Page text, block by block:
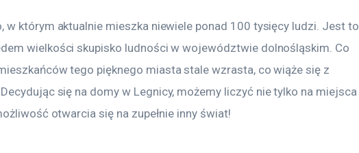
w którym aktualnie mieszka niewiele ponad 100 tysięcy ludzi. Jest to
wielkości skupisko ludności w województwie dolnośląskim. Co
tego pięknego miasta stale wzrasta, co wiąże się z
się na domy w Legnicy, możemy liczyć nie tylko na miejsca
otwarcia się na zupełnie inny świat!